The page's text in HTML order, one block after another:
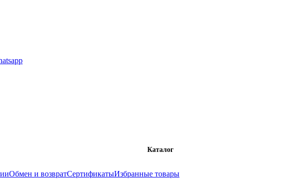
Каталог
Обмен и возвратСертификатыИзбранные товары